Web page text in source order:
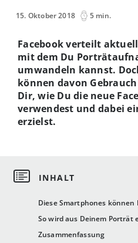
15. Oktober 2018 5 min.
Diese Smartphones
So wird aus Deinem Porträt
Zusammenfassung
Facebook verteilt
mit dem Du
umwandeln kannst.
können davon
Dir, wie Du die neue
verwendest und dabei
erzielst.